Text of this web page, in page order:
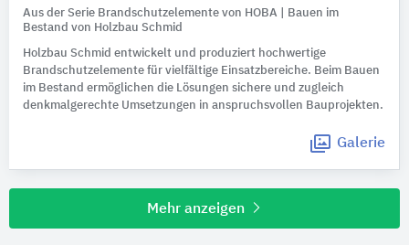
Aus der Serie Brandschutzelemente von HOBA | Bauen im
Bestand von Holzbau Schmid
Holzbau Schmid entwickelt und produziert hochwertige
Brandschutzelemente für vielfältige Einsatzbereiche. Beim Bauen
im Bestand ermöglichen die Lösungen sichere und zugleich
denkmalgerechte Umsetzungen in anspruchsvollen Bauprojekten.
Galerie
Mehr anzeigen